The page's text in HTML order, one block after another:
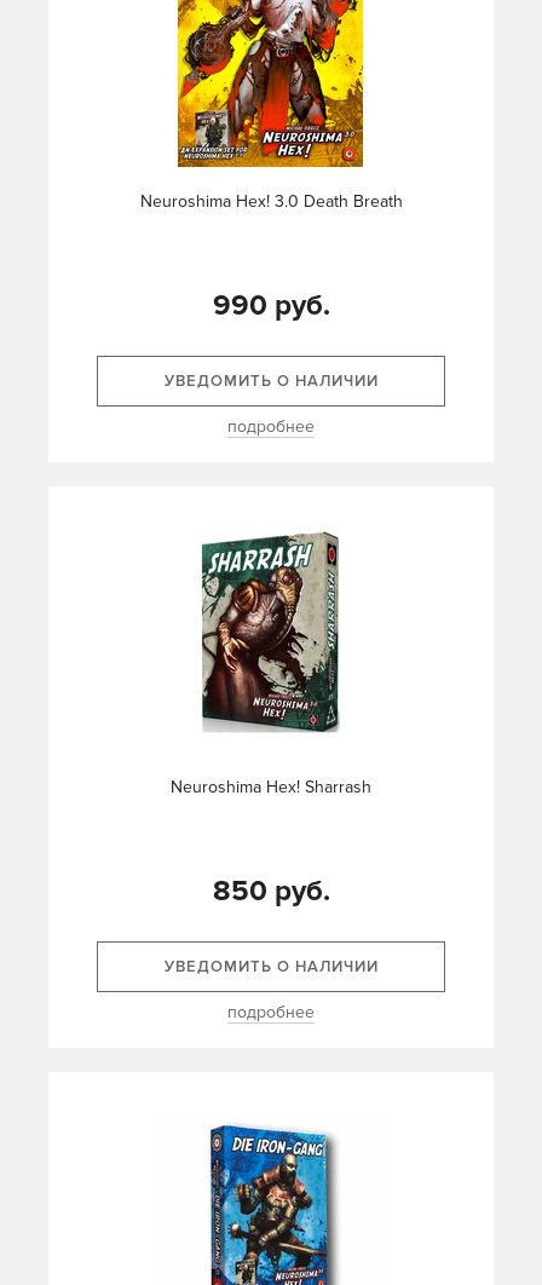
Neuroshima Hex! 3.0 Death Breath
990 руб.
УВЕДОМИТЬ О НАЛИЧИИ
подробнее
Neuroshima Hex! Sharrash
850 руб.
УВЕДОМИТЬ О НАЛИЧИИ
подробнее